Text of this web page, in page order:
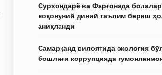
Сурхондарё ва Фарғонада
ноқонуний диний таълим бериш
аниқланди
Самарқанд вилоятида экология
бошлиғи коррупцияда